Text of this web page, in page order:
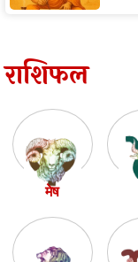
राशिफल
मेष